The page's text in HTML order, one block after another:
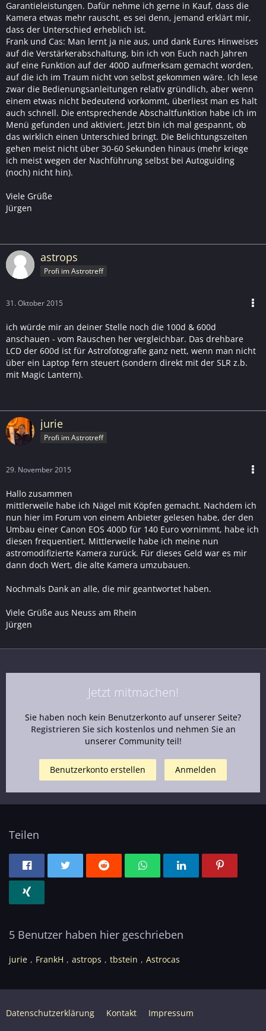
Garantieleistungen. Dafür nehme ich gerne in Kauf, dass die
Kamera etwas mehr rauscht, es sei denn, jemand erklärt mir,
dass der Unterschied erheblich ist.
Frank und Cas: Man lernt ja nie aus, und dank Eures Hinweises
auf die Verstärkerabschaltung, bin ich von Euch nach Jahren
auf eine Funktion auf der 400D aufmerksam gemacht worden,
auf die ich im Traum nicht von selbst gekommen wäre. Ich lese
zwar die Bedienungsanleitungen relativ gründlich, aber wenn
einem etwas nicht bedeutend vorkommt, überliest man es halt
auch schnell. Die entsprechende Abschaltfunktion habe ich im
Menü gefunden und aktiviert. Jetzt bin ich mal gespannt, ob
das wirklich einen Unterschied bringt. Die Belichtungszeiten
gehen meist nicht über 30-60 Sekunden hinaus (mehr kriege
ich meist wegen der Nachführung selbst bei Autoguiding
(noch) nicht hin).
Viele Grüße
Jürgen
astrops
Profi im Astrotreff
31. Oktober 2015
ich würde mir an deiner Stelle noch die 100d & 600d
anschauen - vom Rauschen her vergleichbar. Das drehbare
LCD der 600d ist für Astrofotografie ganz nett, wenn man nicht
über ein Laptop fern steuert (sondern direkt mit der SLR z.b.
mit Magic Lantern).
jurie
Profi im Astrotreff
29. November 2015
Hallo zusammen
mittlerweile habe ich Nägel mit Köpfen gemacht. Nachdem ich
nun hier im Forum von einem Anbieter gelesen habe, der den
Umbau einer Canon EOS 400D für 140 Euro vornimmt, habe ich
diesen frequentiert. Mittlerweile habe ich meine nun
astromodifizierte Kamera zurück. Für dieses Geld war es mir
dann doch Wert, die alte Kamera umzubauen.
Nochmals Dank an alle, die mir geantwortet haben.
Viele Grüße aus Neuss am Rhein
Jürgen
Jetzt mitmachen!
Sie haben noch kein Benutzerkonto auf unserer Seite?
Registrieren Sie sich kostenlosund nehmen Sie an
unserer Community teil!
Benutzerkonto erstellen Anmelden
Teilen
5 Benutzer haben hier geschrieben
jurie FrankH astrops tbstein Astrocas
Datenschutzerklärung Kontakt Impressum